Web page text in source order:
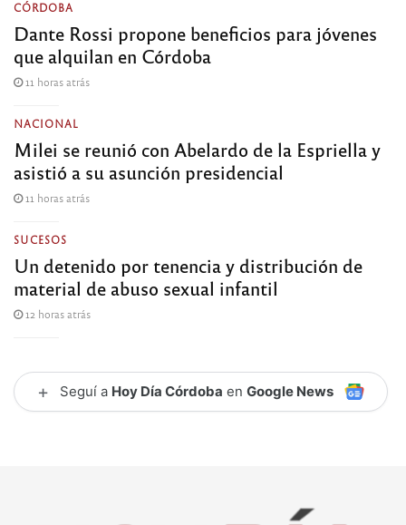
CÓRDOBA
Dante Rossi propone beneficios para jóvenes
que alquilan en Córdoba
11 horas atrás
NACIONAL
Milei se reunió con Abelardo de la Espriella y
asistió a su asunción presidencial
11 horas atrás
SUCESOS
Un detenido por tenencia y distribución de
material de abuso sexual infantil
12 horas atrás
+ Seguí a Hoy Día Córdoba en Google News